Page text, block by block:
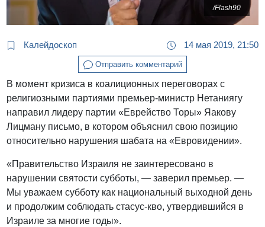
/Flash90
Калейдоскоп 14 мая 2019, 21:50
Отправить комментарий
В момент кризиса в коалиционных переговорах с
религиозными партиями премьер-министр Нетаниягу
направил лидеру партии «Еврейство Торы» Яакову
Лицману письмо, в котором объяснил свою позицию
относительно нарушения шабата на «Евровидении».
«Правительство Израиля не заинтересовано в
нарушении святости субботы, — заверил премьер. —
Мы уважаем субботу как национальный выходной день
и продолжим соблюдать стасус-кво, утвердившийся в
Израиле за многие годы».